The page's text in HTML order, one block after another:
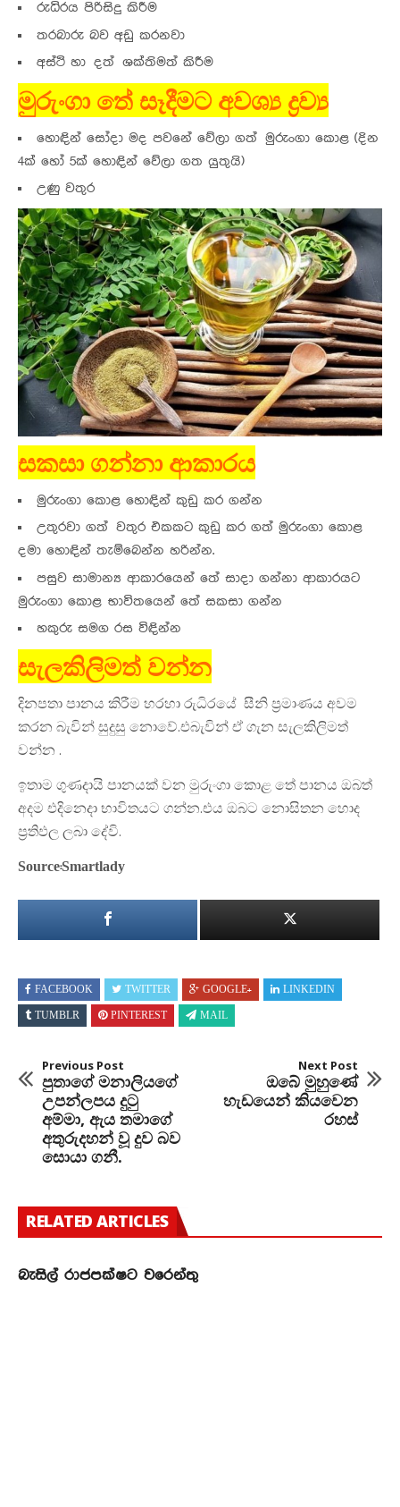
රුධිරය පිරිසිදු කිරීම
තරබාරු බව අඩු කරනවා
අස්ථි හා දත් ශක්තිමත් කිරීම
මුරුංගා තේ සෑදීමට අවශ්‍ය ද්‍රව්‍ය
හොඳින් සෝදා මද පවනේ වේලා ගත් මුරුංගා කොළ (දින
4ක් හෝ 5ක් හොඳින් වේලා ගත යුතුයි)
උණු වතුර
සකසා ගන්නා ආකාරය
මුරුංගා කොළ හොඳින් කුඩු කර ගන්න
උතුරවා ගත් වතුර එකකට කුඩු කර ගත් මුරුංගා කොළ
දමා හොඳින් තැම්බෙන්න හරින්න.
පසුව සාමාන්‍ය ආකාරයෙන් තේ සාදා ගන්නා ආකාරයට
මුරුංගා කොළ භාවිතයෙන් තේ සකසා ගන්න
හකුරු සමග රස විඳින්න
සැලකිලිමත් වන්න
දිනපතා පානය කිරීම හරහා රුධිරයේ සීනි ප්‍රමාණය අවම
කරන බැවින් සුදුසු නොවේ.එබැවින් ඒ ගැන සැලකිලිමත්
වන්න .
ඉතාම ගුණදායි පානයක් වන මුරුංගා කොළ තේ පානය ඔබත්
අදම එදිනෙදා භාවිතයට ගන්න.එය ඔබට නොසිතන හොද
ප්‍රතිඵල ලබා දේවි.
Source:Smartlady
FACEBOOK TWITTER GOOGLE+ LINKEDIN
TUMBLR PINTEREST MAIL
Previous Post
පුතාගේ මනාලියගේ
උපන්ලපය දුටු
අම්මා, ඇය තමාගේ
අතුරුදහන් වූ දුව බව
සොයා ගනී.
Next Post
ඔබේ මුහුණේ
හැඩයෙන් කියවෙන
රහස්
RELATED ARTICLES
බැසිල් රාජපක්ෂට වරෙන්තු